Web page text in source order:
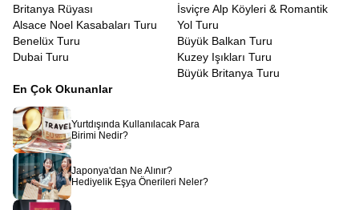
Britanya Rüyası
Alsace Noel Kasabaları Turu
Benelüx Turu
Dubai Turu
İsviçre Alp Köyleri & Romantik
Yol Turu
Büyük Balkan Turu
Kuzey Işıkları Turu
Büyük Britanya Turu
En Çok Okunanlar
Yurtdışında Kullanılacak Para
Birimi Nedir?
Japonya'dan Ne Alınır?
Hediyelik Eşya Önerileri Neler?